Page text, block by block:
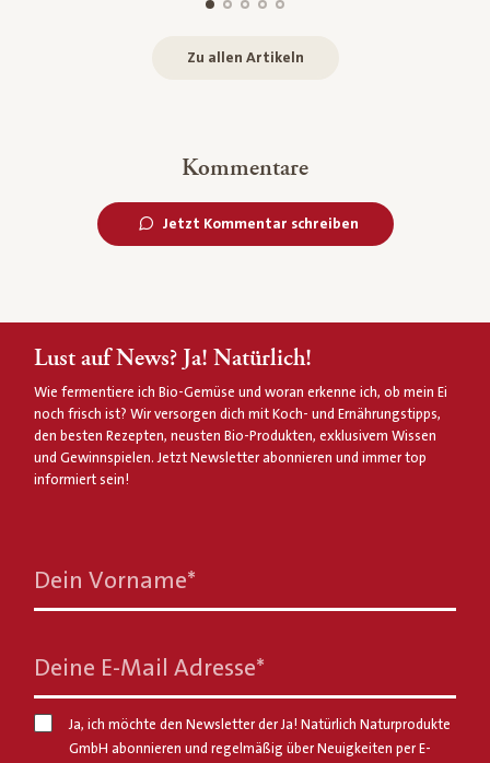
Zu allen Artikeln
Kommentare
Jetzt Kommentar schreiben
Lust auf News? Ja! Natürlich!
Wie fermentiere ich Bio-Gemüse und woran erkenne ich, ob mein Ei
noch frisch ist? Wir versorgen dich mit Koch- und Ernährungstipps,
den besten Rezepten, neusten Bio-Produkten, exklusivem Wissen
und Gewinnspielen. Jetzt Newsletter abonnieren und immer top
informiert sein!
Dein Vorname*
Deine E-Mail Adresse*
Ja, ich möchte den Newsletter der Ja! Natürlich Naturprodukte
GmbH abonnieren und regelmäßig über Neuigkeiten per E-